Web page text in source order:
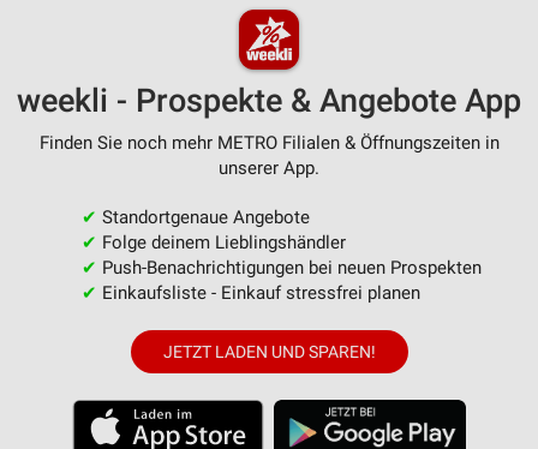
weekli - Prospekte & Angebote App
Finden Sie noch mehr METRO Filialen & Öffnungszeiten in
unserer App.
✔ Standortgenaue Angebote
✔ Folge deinem Lieblingshändler
✔ Push-Benachrichtigungen bei neuen Prospekten
✔ Einkaufsliste - Einkauf stressfrei planen
JETZT LADEN UND SPAREN!